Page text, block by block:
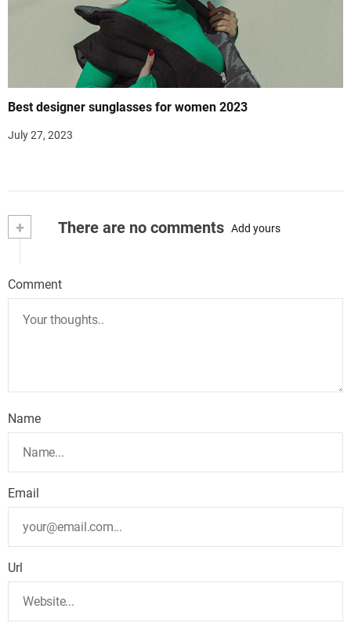
Best designer sunglasses for women 2023
July 27, 2023
+ There are no comments Add yours
Comment
Name
Email
Url